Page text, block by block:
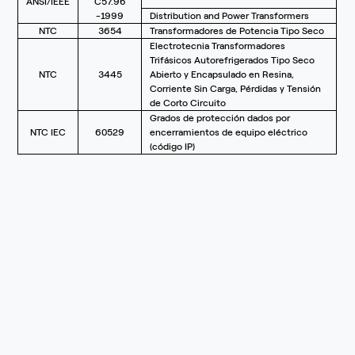
-1999
Distribution and Power Transformers
NTC
3654 Transformadores de Potencia Tipo Seco
NTC 3445
Electrotecnia Transformadores
Trifásicos Autorefrigerados Tipo Seco
Abierto y Encapsulado en Resina,
Corriente Sin Carga, Pérdidas y Tensión
de Corto Circuito
NTC IEC 60529
Grados de protección dados por
encerramientos de equipo eléctrico
(código IP)